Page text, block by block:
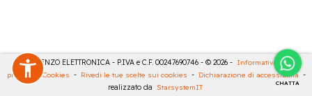
CHATTA
DE LORENZO ELETTRONICA - P.IVA e C.F. 00247690746 - © 2026 - Informativa sulla
privacy
Cookies - Rivedi le tue scelte sui cookies - Dichiarazione di accessibilità -
realizzato da StarsystemIT